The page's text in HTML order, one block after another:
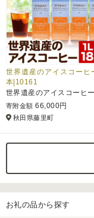
控除額シミュレータ
世界遺産のアイスコー
本|10161
世界遺産のアイスコーヒ
寄附金額 66,000円
秋田県藤里町
お礼の品から探す